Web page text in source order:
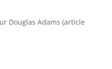
Douglas Adams (article